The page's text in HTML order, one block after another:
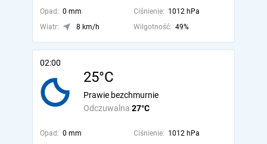
Opad: 0 mm Ciśnienie: 1012 hPa
Wiatr:
8 km/h Wilgotność: 49%
02:00
25°C
Odczuwalna 27°C
Prawie bezchmurnie
Opad: 0 mm Ciśnienie: 1012 hPa